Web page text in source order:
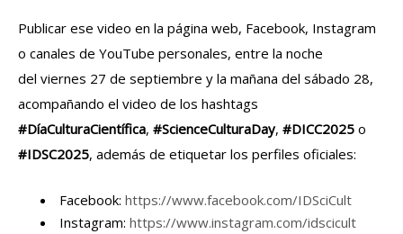
Publicar ese video en la página web, Facebook, Instagram
o canales de YouTube personales, entre la noche
del viernes 27 de septiembre y la mañana del sábado 28,
acompañando el video de los hashtags
#DíaCulturaCientífica, #ScienceCulturaDay, #DICC2025 o
#IDSC2025, además de etiquetar los perfiles oficiales:
Facebook: https://www.facebook.com/IDSciCult
Instagram: https://www.instagram.com/idscicult